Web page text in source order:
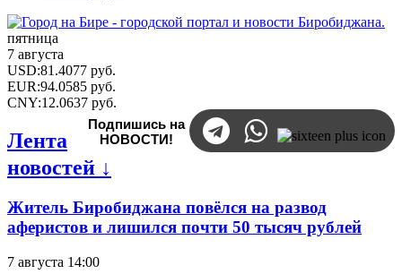
пятница
7 августа
USD:81.4077 руб.
EUR:94.0585 руб.
CNY:12.0637 руб.
Подпишись на
НОВОСТИ!
Лента
новостей ↓
Житель Биробиджана повёлся на развод
аферистов и лишился почти 50 тысяч рублей
7 августа 14:00